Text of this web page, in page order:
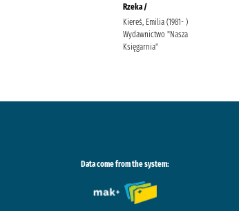
Rzeka /
Kiereś, Emilia (1981- )
Wydawnictwo "Nasza
Księgarnia"
Data come from the system: